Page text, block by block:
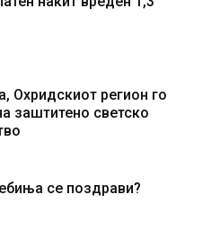
Охридскиот регион го
заштитено светско
се поздрави?